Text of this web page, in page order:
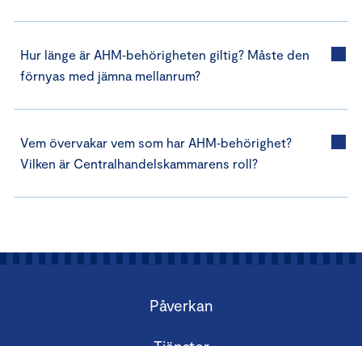
Hur länge är AHM‑behörigheten giltig? Måste den
förnyas med jämna mellanrum?
Vem övervakar vem som har AHM‑behörighet?
Vilken är Centralhandelskammarens roll?
Påverkan